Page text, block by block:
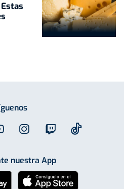
nuestra App